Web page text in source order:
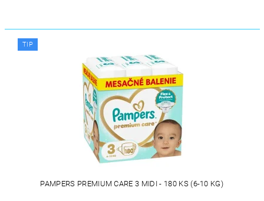
TIP
PAMPERS PREMIUM CARE 3 MIDI - 180 KS (6-10 KG)